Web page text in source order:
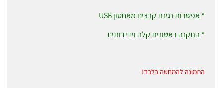
* אפשרות נגינת קבצים מאחסון USB
* התקנה ראשונית קלה וידידותית
התמונה להמחשה בלבד!